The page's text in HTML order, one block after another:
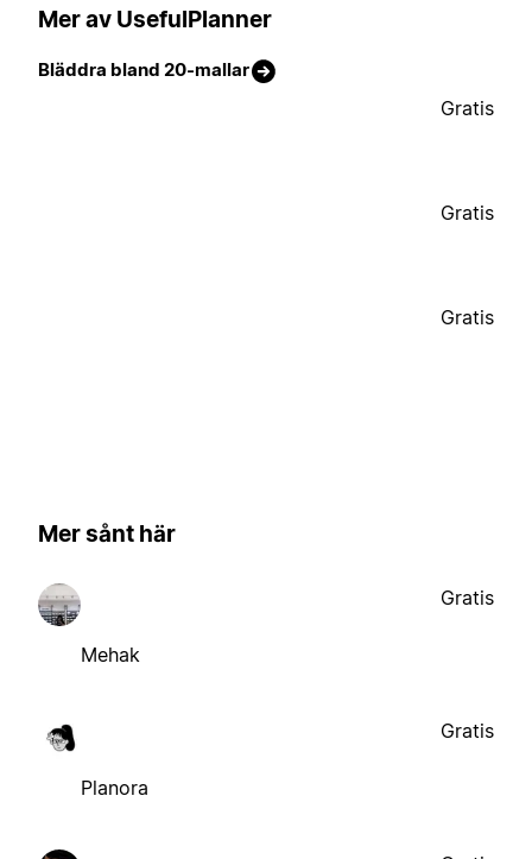
Mer av UsefulPlanner
Bläddra bland 20-mallar
Gratis
Gratis
Gratis
Mer sånt här
Mehak
Gratis
Planora
Gratis